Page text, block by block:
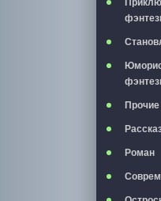
Роман